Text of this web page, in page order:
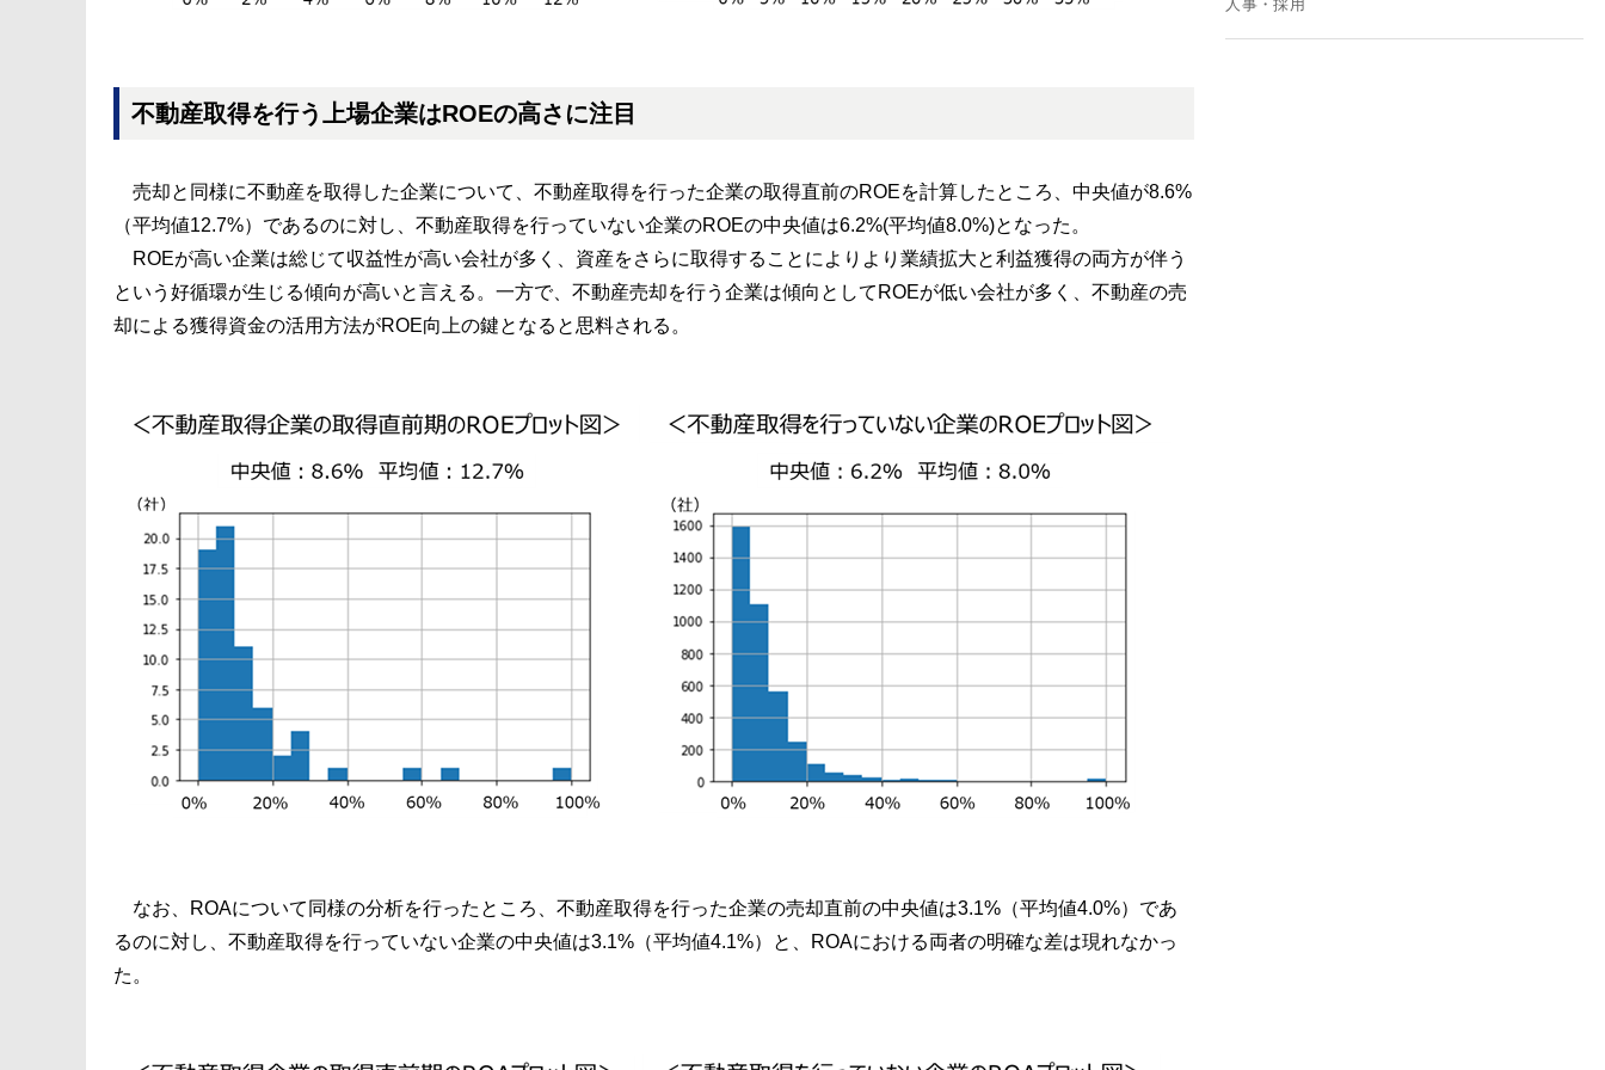
不動産取得を行う上場企業はROEの高さに注目
売却と同様に不動産を取得した企業について、不動産取得を行った企業の取得直前のROEを計算したところ、中央値が8.6%
（平均値12.7%）であるのに対し、不動産取得を行っていない企業のROEの中央値は6.2%(平均値8.0%)となった。
ROEが高い企業は総じて収益性が高い会社が多く、資産をさらに取得することによりより業績拡大と利益獲得の両方が伴う
という好循環が生じる傾向が高いと言える。一方で、不動産売却を行う企業は傾向としてROEが低い会社が多く、不動産の売
却による獲得資金の活用方法がROE向上の鍵となると思料される。
なお、ROAについて同様の分析を行ったところ、不動産取得を行った企業の売却直前の中央値は3.1%（平均値4.0%）であ
るのに対し、不動産取得を行っていない企業の中央値は3.1%（平均値4.1%）と、ROAにおける両者の明確な差は現れなかっ
た。
人事・採用